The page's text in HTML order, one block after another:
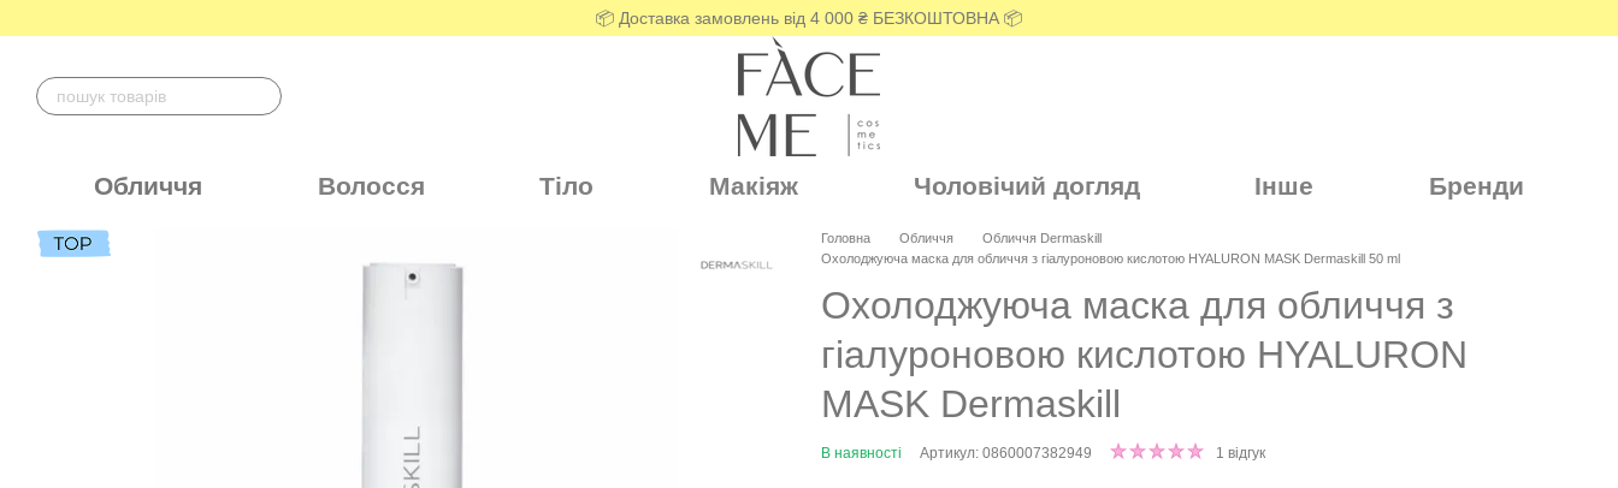
📦 Доставка замовлень від 4 000 ₴ БЕЗКОШТОВНА 📦
Обличчя Волосся Тіло Макіяж Чоловічий догляд Інше Бренди
Головна Обличчя
Обличчя Dermaskill
Охолоджуюча маска для обличчя з гіалуроновою кислотою HYALURON MASK Dermaskill 50 ml
Охолоджуюча маска для обличчя з
гіалуроновою кислотою HYALURON
MASK Dermaskill
В наявності Артикул: 0860007382949 1 відгук